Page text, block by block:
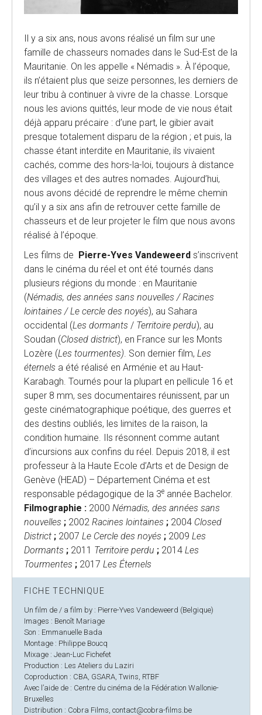
Il y a six ans, nous avons réalisé un film sur une
famille de chasseurs nomades dans le Sud-Est de la
Mauritanie. On les appelle « Némadis ». À l’époque,
ils n’étaient plus que seize personnes, les derniers de
leur tribu à continuer à vivre de la chasse. Lorsque
nous les avions quittés, leur mode de vie nous était
déjà apparu précaire : d’une part, le gibier avait
presque totalement disparu de la région ; et puis, la
chasse étant interdite en Mauritanie, ils vivaient
cachés, comme des hors-la-loi, toujours à distance
des villages et des autres nomades. Aujourd’hui,
nous avons décidé de reprendre le même chemin
qu’il y a six ans afin de retrouver cette famille de
chasseurs et de leur projeter le film que nous avons
réalisé à l’époque.
Les films de Pierre-Yves Vandeweerd s’inscrivent
dans le cinéma du réel et ont été tournés dans
plusieurs régions du monde : en Mauritanie
(Némadis, des années sans nouvelles / Racines
lointaines / Le cercle des noyés), au Sahara
occidental (Les dormants / Territoire perdu), au
Soudan (Closed district), en France sur les Monts
Lozère (Les tourmentes). Son dernier film, Les
éternels a été réalisé en Arménie et au Haut-
Karabagh. Tournés pour la plupart en pellicule 16 et
super 8 mm, ses documentaires réunissent, par un
geste cinématographique poétique, des guerres et
des destins oubliés, les limites de la raison, la
condition humaine. Ils résonnent comme autant
d’incursions aux confins du réel. Depuis 2018, il est
professeur à la Haute Ecole d’Arts et de Design de
Genève (HEAD) – Département Cinéma et est
responsable pédagogique de la 3e année Bachelor.
Filmographie : 2000 Némadis, des années sans
nouvelles ; 2002 Racines lointaines ; 2004 Closed
District ; 2007 Le Cercle des noyés ; 2009 Les
Dormants ; 2011 Territoire perdu ; 2014 Les
Tourmentes ; 2017 Les Éternels
FICHE TECHNIQUE
Un film de / a film by : Pierre-Yves Vandeweerd (Belgique)
Images : Benoît Mariage
Son : Emmanuelle Bada
Montage : Philippe Boucq
Mixage : Jean-Luc Fichefet
Production : Les Ateliers du Laziri
Coproduction : CBA, GSARA, Twins, RTBF
Avec l’aide de : Centre du cinéma de la Fédération Wallonie-
Bruxelles
Distribution : Cobra Films, contact@cobra-films.be